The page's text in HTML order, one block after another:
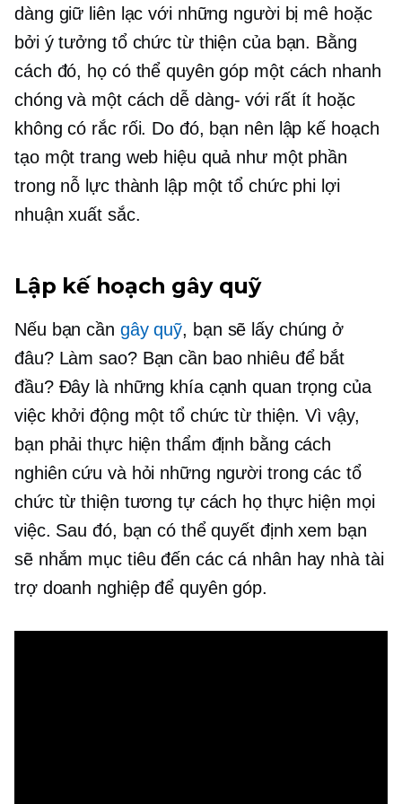
dàng giữ liên lạc với những người bị mê hoặc
bởi ý tưởng tổ chức từ thiện của bạn. Bằng
cách đó, họ có thể quyên góp một cách nhanh
chóng và một cách dễ dàng- với rất ít hoặc
không có rắc rối. Do đó, bạn nên lập kế hoạch
tạo một trang web hiệu quả như một phần
trong nỗ lực thành lập một tổ chức phi lợi
nhuận xuất sắc.
Lập kế hoạch gây quỹ
Nếu bạn cần gây quỹ, bạn sẽ lấy chúng ở
đâu? Làm sao? Bạn cần bao nhiêu để bắt
đầu? Đây là những khía cạnh quan trọng của
việc khởi động một tổ chức từ thiện. Vì vậy,
bạn phải thực hiện thẩm định bằng cách
nghiên cứu và hỏi những người trong các tổ
chức từ thiện tương tự cách họ thực hiện mọi
việc. Sau đó, bạn có thể quyết định xem bạn
sẽ nhắm mục tiêu đến các cá nhân hay nhà tài
trợ doanh nghiệp để quyên góp.